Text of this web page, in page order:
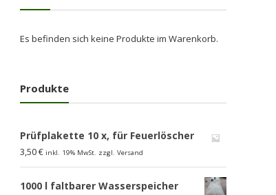
Es befinden sich keine Produkte im Warenkorb.
Produkte
Prüfplakette 10 x, für Feuerlöscher
3,50€ inkl. 19% MwSt. zzgl. Versand
1000 l faltbarer Wasserspeicher